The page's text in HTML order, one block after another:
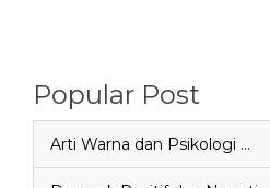
Popular Post
Arti Warna dan Psikologi …